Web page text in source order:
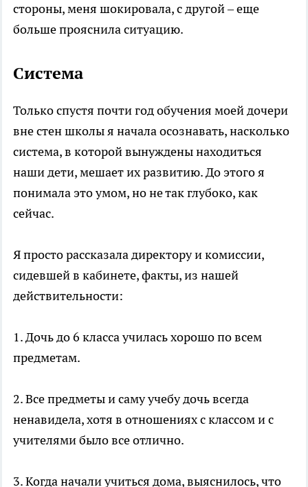
стороны, меня шокировала, с другой – еще
больше прояснила ситуацию.
Система
Только спустя почти год обучения моей дочери
вне стен школы я начала осознавать, насколько
система, в которой вынуждены находиться
наши дети, мешает их развитию. До этого я
понимала это умом, но не так глубоко, как
сейчас.
Я просто рассказала директору и комиссии,
сидевшей в кабинете, факты, из нашей
действительности:
1. Дочь до 6 класса училась хорошо по всем
предметам.
2. Все предметы и саму учебу дочь всегда
ненавидела, хотя в отношениях с классом и с
учителями было все отлично.
3. Когда начали учиться дома, выяснилось, что